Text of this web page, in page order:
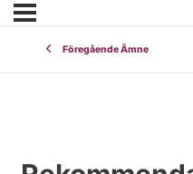
Föregående Ämne